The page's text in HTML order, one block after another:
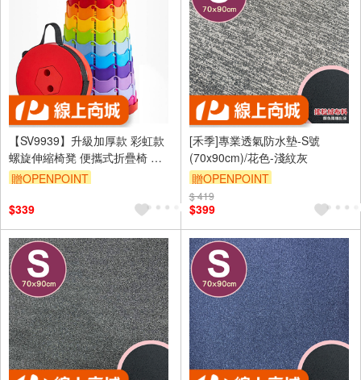
【SV9939】升級加厚款 彩虹款
螺旋伸縮椅凳 便攜式折疊椅 釣
魚椅排隊椅 烤肉露營折疊伸縮椅
贈OPENPOINT
$339
[禾季]專業透氣防水墊-S號
(70x90cm)/花色-淺紋灰
贈OPENPOINT
訂單滿 2000 元折抵 100元
（運費不算在 2000 元的範圍
內）
訂單滿699享9折
$ 419
$399